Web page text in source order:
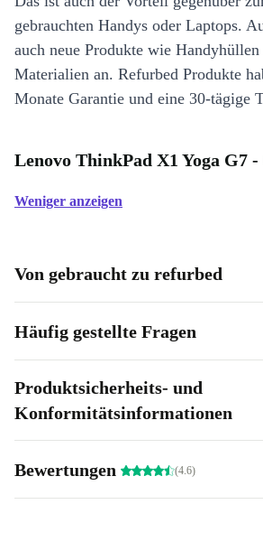
gebrauchten Handys oder Laptops.
auch neue Produkte wie
Materialien an. Refurbed Produkte
Monate Garantie und eine 30-tägige
Lenovo ThinkPad X1 Yoga G7
Weniger anzeigen
Von gebraucht zu refurbed
Häufig gestellte Fragen
Produktsicherheits- und
Konformitätsinformationen
Bewertungen (4.6)